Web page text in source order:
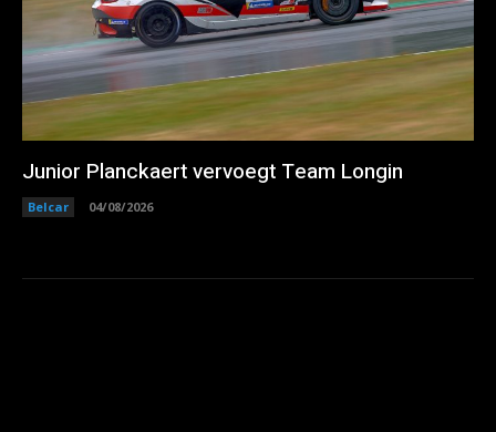
Junior Planckaert vervoegt Team Longin
Belcar 04/08/2026